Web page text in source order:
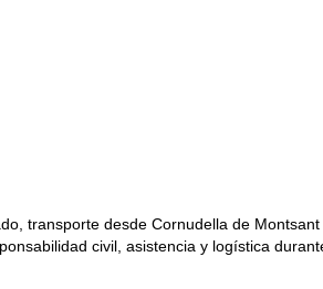
opciones para principiantes y niños.
Es un paraíso de la escalada, con más de
encontrarás muchas rutas excelentes para
una gran semana de escalada en los
transporte desde Cornudella de Montsant
civil, asistencia y logística